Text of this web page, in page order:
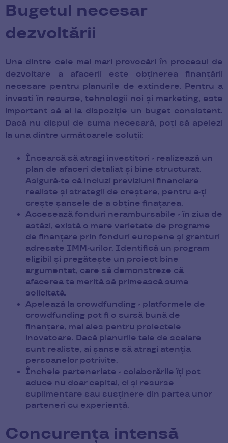
Bugetul necesar
dezvoltării
Una dintre cele mai mari provocări în procesul de
dezvoltare a afacerii este obținerea finanțării
necesare pentru planurile de extindere. Pentru a
investi în resurse, tehnologii noi și marketing, este
important să ai la dispoziție un buget consistent.
Dacă nu dispui de suma necesară, poți să apelezi
la una dintre următoarele soluții:
Încearcă să atragi investitori - realizează un
plan de afaceri detaliat și bine structurat.
Asigură-te că incluzi previziuni financiare
realiste și strategii de creștere, pentru a-ți
crește șansele de a obține finațarea.
Accesează fonduri nerambursabile - în ziua de
astăzi, există o mare varietate de programe
de finanțare prin fonduri europene și granturi
adresate IMM-urilor. Identifică un program
eligibil și pregătește un proiect bine
argumentat, care să demonstreze că
afacerea ta merită să primească suma
solicitată.
Apelează la crowdfunding - platformele de
crowdfunding pot fi o sursă bună de
finanțare, mai ales pentru proiectele
inovatoare. Dacă planurile tale de scalare
sunt realiste, ai șanse să atragi atenția
persoanelor potrivite.
Încheie parteneriate - colaborările îți pot
aduce nu doar capital, ci și resurse
suplimentare sau susținere din partea unor
parteneri cu experiență.
Concurența intensă